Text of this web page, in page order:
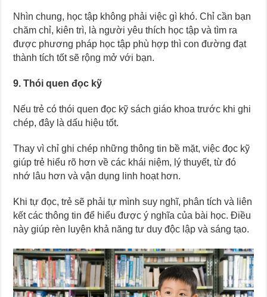
Nhìn chung, học tập không phải việc gì khó. Chỉ cần bạn
chăm chỉ, kiên trì, là người yêu thích học tập và tìm ra
được phương pháp học tập phù hợp thì con đường đạt
thành tích tốt sẽ rộng mở với bạn.
9. Thói quen đọc kỹ
Nếu trẻ có thói quen đọc kỹ sách giáo khoa trước khi ghi
chép, đây là dấu hiệu tốt.
Thay vì chỉ ghi chép những thông tin bề mặt, việc đọc kỹ
giúp trẻ hiểu rõ hơn về các khái niệm, lý thuyết, từ đó
nhớ lâu hơn và vận dụng linh hoạt hơn.
Khi tự đọc, trẻ sẽ phải tự mình suy nghĩ, phân tích và liên
kết các thông tin để hiểu được ý nghĩa của bài học. Điều
này giúp rèn luyện khả năng tư duy độc lập và sáng tạo.